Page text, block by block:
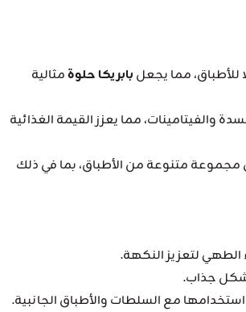
مما يجعل بابريكا حلوةمثالية
والفيتامينات، مما يعزز القيمة الغذائية
متنوعة من الأطباق، بما في ذلك
الطهي لتعزيز النكهة.
جذاب.
مع السلطات والأطباق الجانبية.